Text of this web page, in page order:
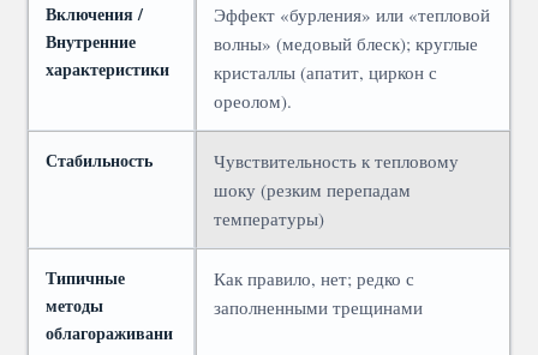
Включения /
Внутренние
характеристики
Эффект «бурления» или «тепловой
волны» (медовый блеск); круглые
кристаллы (апатит, циркон с
ореолом).
Стабильность
Чувствительность к тепловому
шоку (резким перепадам
температуры)
Типичные
методы
облагораживани
Как правило, нет; редко с
заполненными трещинами